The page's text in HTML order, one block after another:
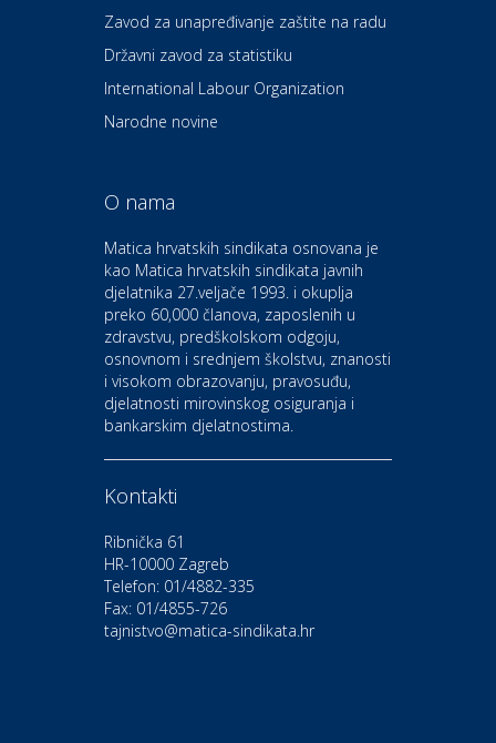
Dental Sudar
Dom i dizajn
Euro-vrt – kosilice, motorne
Odmor
Bistrica
Auto-moto i tehnika
CIAK Auto d.o.o.
Kultura i edukacija
Kazalište Gavella
Moda i ljepota
Gastro
Hotel Bunčić Vrbovec
Zavod za unapređivanje zaštite na radu
Državni zavod za statistiku
International Labour Organization
Narodne novine
O nama
Matica hrvatskih sindikata osnovana je
kao Matica hrvatskih sindikata javnih
djelatnika 27.veljače 1993. i okuplja
preko 60,000 članova, zaposlenih u
zdravstvu, predškolskom odgoju,
osnovnom i srednjem školstvu, znanosti
i visokom obrazovanju, pravosuđu,
djelatnosti mirovinskog osiguranja i
bankarskim djelatnostima.
Kontakti
Ribnička 61
HR-10000 Zagreb
Telefon: 01/4882-335
Fax: 01/4855-726
tajnistvo@matica-sindikata.hr